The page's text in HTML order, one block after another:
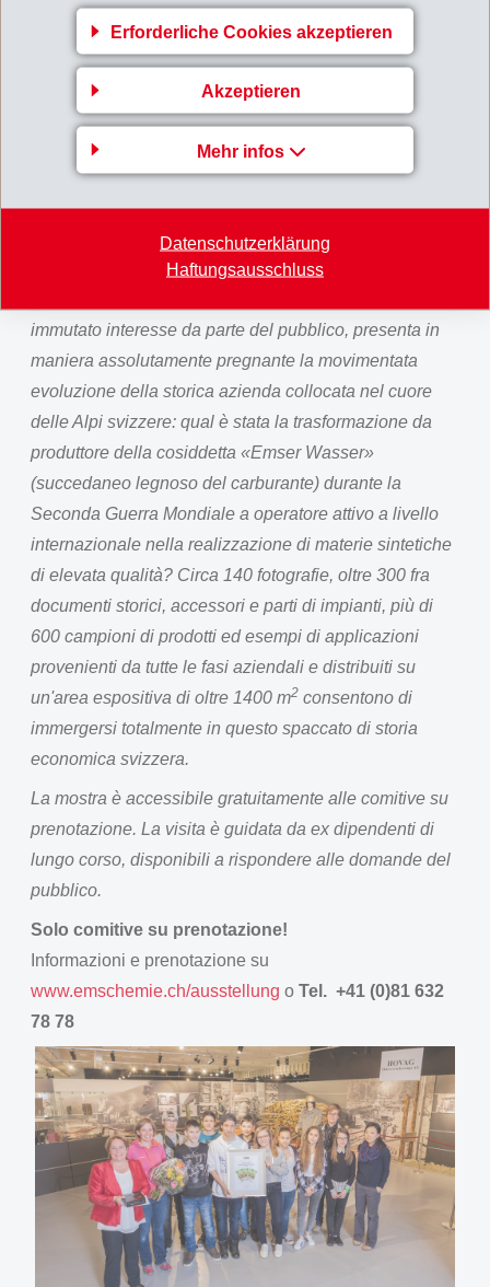
Erforderliche Cookies akzeptieren
Akzeptieren
Mehr infos
Datenschutzerklärung
Haftungsausschluss
CHEMIE» ha dichiarato Martullo, che ha consegnato
alla classe 200 franchi per la propria cassa: quattro
nuove banconote da 50 franchi con anima in materia
sintetica EMS, la «banconota più sicura al mondo»,
aggiungendo che per i suoi studenti è stata
consegnando una torta di castagne bregagliotta.
immutato interesse da parte del pubblico, presenta in
maniera assolutamente pregnante la movimentata
evoluzione della storica azienda collocata nel cuore
delle Alpi svizzere: qual è stata la trasformazione da
produttore della cosiddetta «Emser Wasser»
(succedaneo legnoso del carburante) durante la
Seconda Guerra Mondiale a operatore attivo a livello
internazionale nella realizzazione di materie sintetiche
di elevata qualità? Circa 140 fotografie, oltre 300 fra
documenti storici, accessori e parti di impianti, più di
600 campioni di prodotti ed esempi di applicazioni
provenienti da tutte le fasi aziendali e distribuiti su
un'area espositiva di oltre 1400 m2 consentono di
immergersi totalmente in questo spaccato di storia
economica svizzera.
La mostra è accessibile gratuitamente alle comitive su
prenotazione. La visita è guidata da ex dipendenti di
lungo corso, disponibili a rispondere alle domande del
pubblico.
Solo comitive su prenotazione!
Informazioni e prenotazione su
www.emschemie.ch/ausstellung o Tel. +41 (0)81 632
78 78